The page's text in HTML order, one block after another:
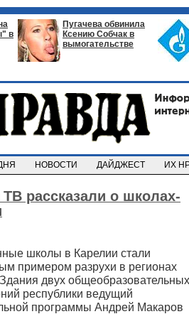
в
Пугачева обвинила
Ксению Собчак в
вымогательстве
НОВОСТИ ДАЙДЖЕСТ ИХ
рассказали о школах-
школы в Карелии стали
примером разрухи в регионах
двух общеобразовательных
республики ведущий
программы Андрей Макаров